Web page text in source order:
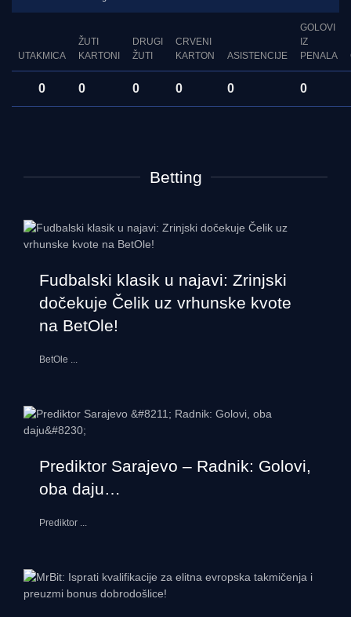
UTAKMICA
ŽUTI
KARTONI
DRUGI
ŽUTI
CRVENI
KARTON
ASISTENCIJE
GOLOVI
IZ
PENALA
0 0 0 0 0 0
Betting
Fudbalski klasik u najavi: Zrinjski
dočekuje Čelik uz vrhunske kvote
na BetOle!
BetOle ...
Prediktor Sarajevo – Radnik: Golovi,
oba daju…
Prediktor ...